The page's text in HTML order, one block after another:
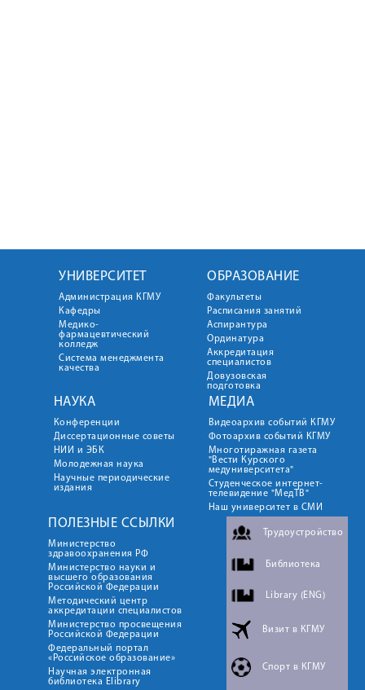
УНИВЕРСИТЕТ
Администрация КГМУ
Кафедры
Медико-
фармацевтический
колледж
Система менеджмента
качества
ОБРАЗОВАНИЕ
Факультеты
Расписания занятий
Аспирантура
Ординатура
Аккредитация
специалистов
Довузовская
подготовка
НАУКА
Конференции
Диссертационные советы
НИИ и ЭБК
Молодежная наука
Научные периодические
издания
МЕДИА
Видеоархив событий КГМУ
Фотоархив событий КГМУ
Многотиражная газета
"Вести Курского
медуниверситета"
Студенческое интернет-
телевидение "МедТВ"
Наш университет в СМИ
ПОЛЕЗНЫЕ ССЫЛКИ
Министерство
здравоохранения РФ
Министерство науки и
высшего образования
Российской Федерации
Методический центр
аккредитации специалистов
Министерство просвещения
Российской Федерации
Федеральный портал
«Российское образование»
Научная электронная
библиотека Elibrary
Трудоустройство
Библиотека
Library (ENG)
Визит в КГМУ
Спорт в КГМУ